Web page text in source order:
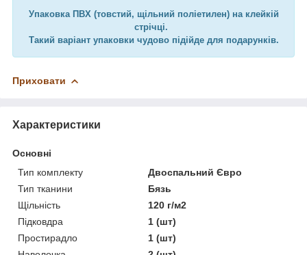
Упаковка ПВХ (товстий, щільний поліетилен) на клейкій
стрічці.
Такий варіант упаковки чудово підійде для подарунків.
Приховати
Характеристики
Основні
Тип комплекту
Двоспальний Євро
Тип тканини
Бязь
Щільність
120 г/м2
Підковдра
1 (шт)
Простирадло
1 (шт)